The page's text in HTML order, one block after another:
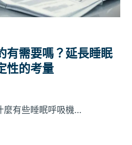
有需要嗎？延長睡眠
性的考量
麼有些睡眠呼吸機…